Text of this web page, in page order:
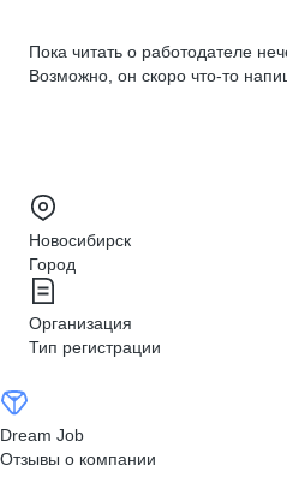
Пока читать о работодателе
Возможно, он скоро что‑то
Новосибирск
Город
Организация
Тип регистрации
Dream Job
Отзывы о компании